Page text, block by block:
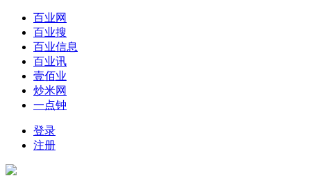
百业网
百业搜
百业信息
百业讯
壹佰业
炒米网
一点钟
登录
注册